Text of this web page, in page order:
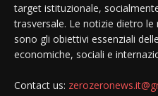
target istituzionale,
trasversale. Le notizie dietro le
sono gli obiettivi essenziali
economiche, sociali e
Contact us: